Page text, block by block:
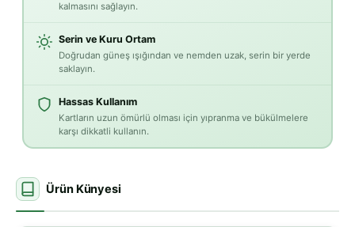
kalmasını sağlayın.
Serin ve Kuru Ortam
Doğrudan güneş ışığından ve nemden uzak, serin bir yerde
saklayın.
Hassas Kullanım
Kartların uzun ömürlü olması için yıpranma ve bükülmelere
karşı dikkatli kullanın.
Ürün Künyesi